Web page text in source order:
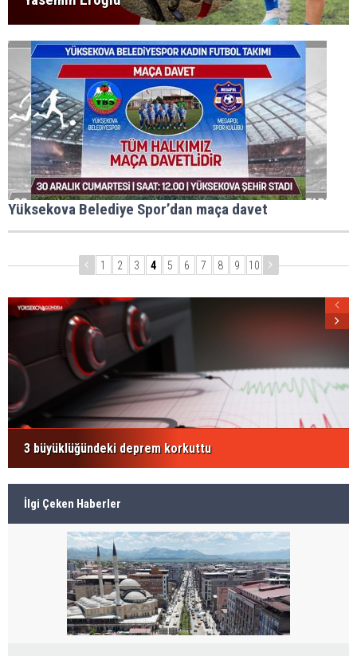
Yüksekova Belediye Spor’dan maça davet
1 2 3 4 5 6 7 8 9 10
3 büyüklüğündeki deprem korkuttu
İlgi Çeken Haberler